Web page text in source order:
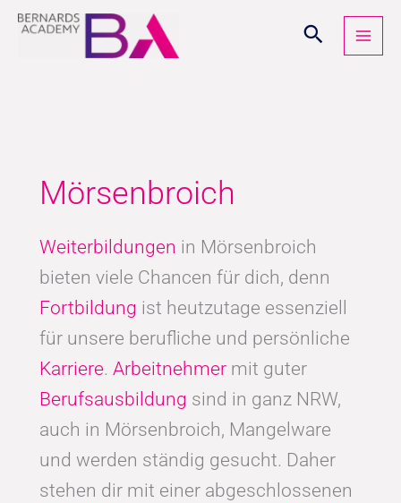
Zum
Inhalt
Mörsenbroich
Weiterbildungen in Mörsenbroich
bieten viele Chancen für dich, denn
Fortbildung ist heutzutage essenziell
für unsere berufliche und persönliche
Karriere. Arbeitnehmer mit guter
Berufsausbildung sind in ganz NRW,
auch in Mörsenbroich, Mangelware
und werden ständig gesucht. Daher
stehen dir mit einer abgeschlossenen